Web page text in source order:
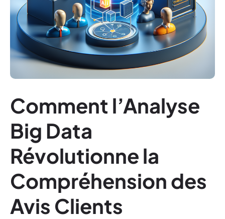
Comment l’Analyse
Big Data
Révolutionne la
Compréhension des
Avis Clients